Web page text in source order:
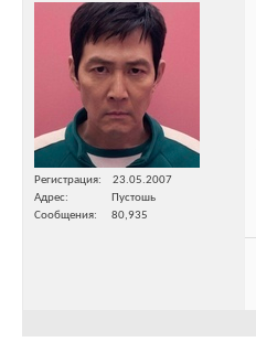
Регистрация
23.05.2007
Адрес
Пустошь
Сообщения
80,935